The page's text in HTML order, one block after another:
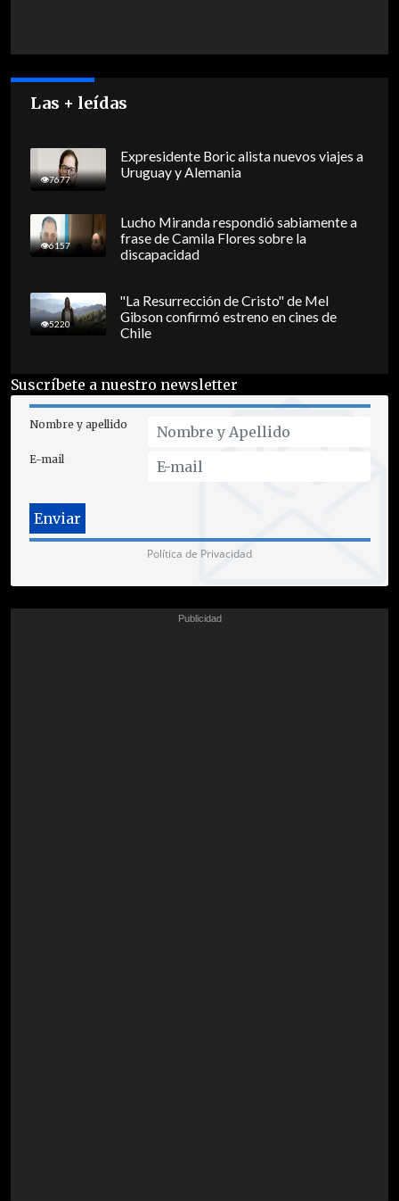
Las + leídas
7677
Expresidente Boric alista nuevos viajes a
Uruguay y Alemania
6157
Lucho Miranda respondió sabiamente a
frase de Camila Flores sobre la
discapacidad
5220
"La Resurrección de Cristo" de Mel
Gibson confirmó estreno en cines de
Chile
Suscríbete a nuestro newsletter
Nombre y apellido
E-mail
Política de Privacidad